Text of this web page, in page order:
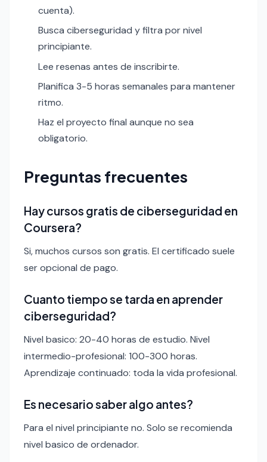
cuenta).
Busca ciberseguridad y filtra por nivel
principiante.
Lee resenas antes de inscribirte.
Planifica 3-5 horas semanales para mantener
ritmo.
Haz el proyecto final aunque no sea
obligatorio.
Preguntas frecuentes
Hay cursos gratis de ciberseguridad en
Coursera?
Si, muchos cursos son gratis. El certificado suele
ser opcional de pago.
Cuanto tiempo se tarda en aprender
ciberseguridad?
Nivel basico: 20-40 horas de estudio. Nivel
intermedio-profesional: 100-300 horas.
Aprendizaje continuado: toda la vida profesional.
Es necesario saber algo antes?
Para el nivel principiante no. Solo se recomienda
nivel basico de ordenador.